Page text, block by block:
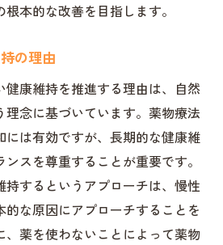
本的な改善を目指します。
の理由
健康維持を推進する理由は、自然
念に基づいています。薬物療法
には有効ですが、長期的な健康維
スを尊重することが重要です。
するというアプローチは、慢性
的な原因にアプローチすることを
薬を使わないことによって薬物